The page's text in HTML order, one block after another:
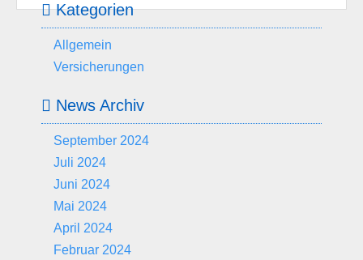
Kategorien
Allgemein
Versicherungen
News Archiv
September 2024
Juli 2024
Juni 2024
Mai 2024
April 2024
Februar 2024